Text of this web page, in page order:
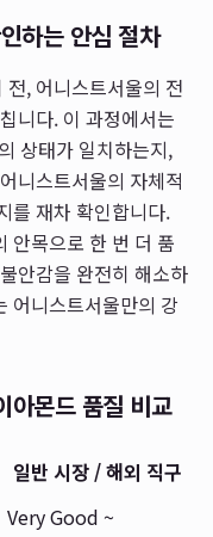
하는 안심 절차
, 어니스트서울의 전
니다. 이 과정에서는
상태가 일치하는지,
니스트서울의 자체적
를 재차 확인합니다.
안목으로 한 번 더 품
안감을 완전히 해소하
어니스트서울만의 강
아몬드 품질 비교
일반 시장 / 해외 직구
Very Good ~